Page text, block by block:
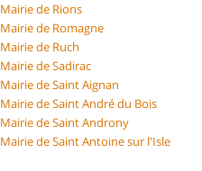
Mairie de Rions
Mairie de Romagne
Mairie de Ruch
Mairie de Sadirac
Mairie de Saint Aignan
Mairie de Saint André du Bois
Mairie de Saint Androny
Mairie de Saint Antoine sur l'Isle